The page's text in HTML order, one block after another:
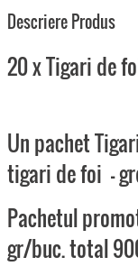
Descriere Produs
20 x Tigari de
Un pachet
tigari de foi –
Pachetul
gr/buc. total